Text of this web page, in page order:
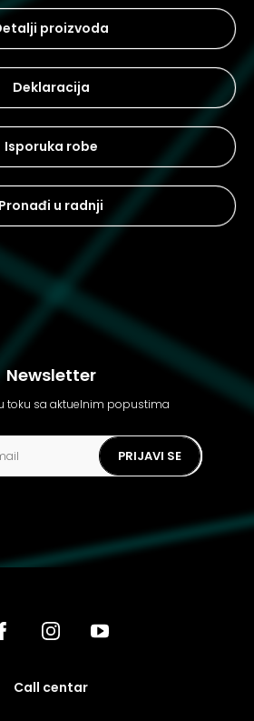
proizvoda
Deklaracija
Isporuka robe
Pronađi u radnji
Newsletter
toku sa aktuelnim popustima
PRIJAVI SE
call centar